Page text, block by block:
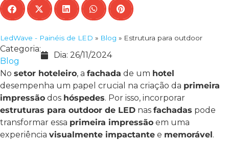
LedWave - Painéis de LED » Blog » Estrutura para outdoor
Categoria:
Blog
Dia: 26/11/2024
No setor hoteleiro, a fachada de um hotel
desempenha um papel crucial na criação da primeira
impressão dos hóspedes. Por isso, incorporar
estruturas para outdoor de LED nas fachadas pode
transformar essa primeira impressão em uma
experiência visualmente impactante e memorável.